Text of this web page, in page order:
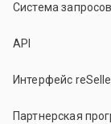
Система запросов
API
Интерфейс
Партнерская